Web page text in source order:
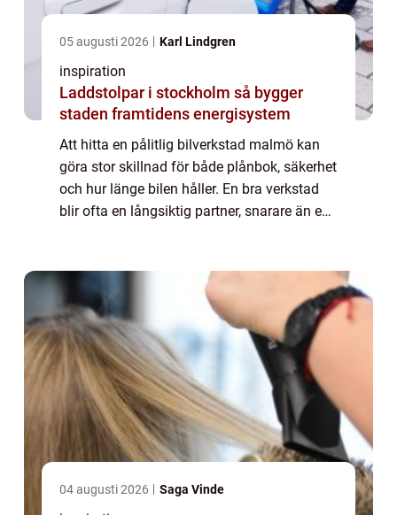
05 augusti 2026 Karl Lindgren
inspiration
Laddstolpar i stockholm så bygger
staden framtidens energisystem
Att hitta en pålitlig bilverkstad malmö kan
göra stor skillnad för både plånbok, säkerhet
och hur länge bilen håller. En bra verkstad
blir ofta en långsiktig partner, snarare än en
04 augusti 2026 Saga Vinde